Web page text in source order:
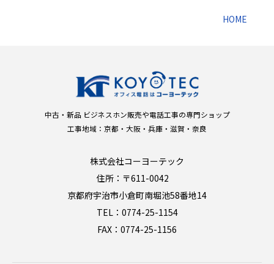
HOME
中古・新品 ビジネスホン販売や電話工事の専門ショップ
工事地域：京都・大阪・兵庫・滋賀・奈良
株式会社コーヨーテック
住所：〒611-0042
京都府宇治市小倉町南堀池58番地14
TEL：0774-25-1154
FAX：0774-25-1156